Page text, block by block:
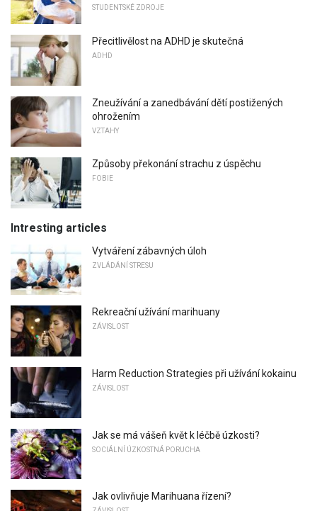
STUDENTSKÉ ZDROJE
Přecitlivělost na ADHD je skutečná
ADHD
Zneužívání a zanedbávání dětí postižených
ohrožením
VZTAHY
Způsoby překonání strachu z úspěchu
FOBIE
Intresting articles
Vytváření zábavných úloh
ZVLÁDÁNÍ STRESU
Rekreační užívání marihuany
ZÁVISLOST
Harm Reduction Strategies při užívání kokainu
ZÁVISLOST
Jak se má vášeň květ k léčbě úzkosti?
SOCIÁLNÍ ÚZKOSTNÁ PORUCHA
Jak ovlivňuje Marihuana řízení?